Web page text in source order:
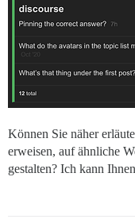
Können Sie näher
erweisen, auf ähnliche
gestalten? Ich kann